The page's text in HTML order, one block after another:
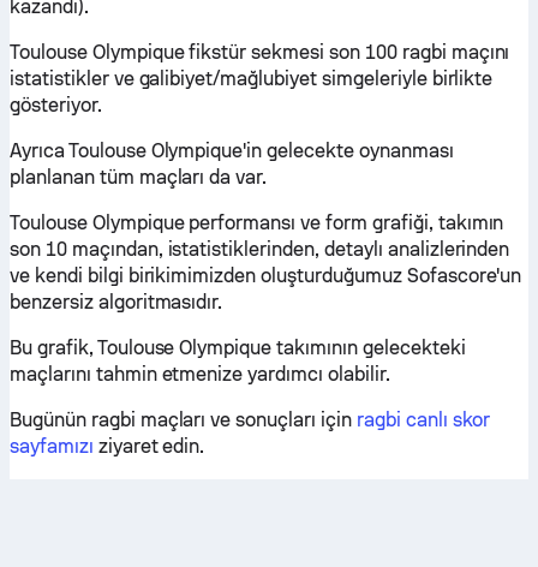
kazandı).
Toulouse Olympique fikstür sekmesi son 100 ragbi maçını
istatistikler ve galibiyet/mağlubiyet simgeleriyle birlikte
gösteriyor.
Ayrıca Toulouse Olympique'in gelecekte oynanması
planlanan tüm maçları da var.
Toulouse Olympique performansı ve form grafiği, takımın
son 10 maçından, istatistiklerinden, detaylı analizlerinden
ve kendi bilgi birikimimizden oluşturduğumuz Sofascore'un
benzersiz algoritmasıdır.
Bu grafik, Toulouse Olympique takımının gelecekteki
maçlarını tahmin etmenize yardımcı olabilir.
Bugünün ragbi maçları ve sonuçları için ragbi canlı skor
sayfamızı ziyaret edin.